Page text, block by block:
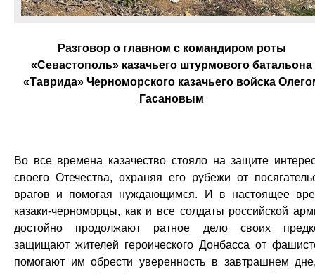
Разговор о главном с командиром роты
«Севастополь» казачьего штурмового батальона
«Таврида» Черноморского казачьего войска
Гасановым
Во все времена казачество стояло на защите
своего Отечества, охраняя его рубежи от
врагов и помогая нуждающимся. И в настоящее
казаки-черноморцы, как и все солдаты российской
достойно продолжают ратное дело своих
защищают жителей героического Донбасса от
помогают им обрести уверенность в завтрашнем